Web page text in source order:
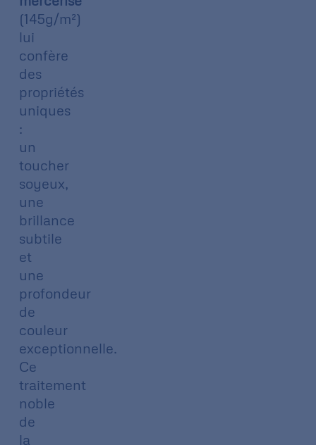
(145g/m²)
lui
confère
des
propriétés
uniques
:
un
toucher
soyeux,
une
brillance
subtile
et
une
profondeur
de
couleur
exceptionnelle.
Ce
traitement
noble
de
la